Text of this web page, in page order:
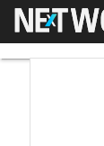
Menu